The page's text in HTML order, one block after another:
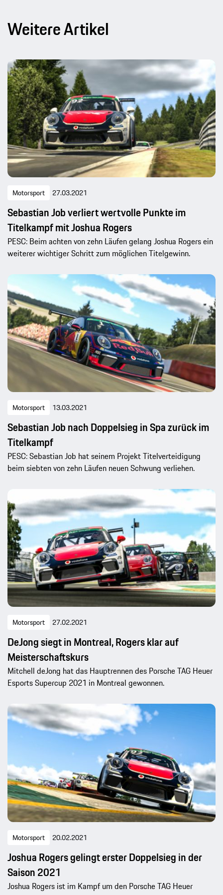
Weitere Artikel
Motorsport 27.03.2021
Sebastian Job verliert wertvolle Punkte im
Titelkampf mit Joshua Rogers
PESC: Beim achten von zehn Läufen gelang Joshua Rogers ein
weiterer wichtiger Schritt zum möglichen Titelgewinn.
Motorsport 13.03.2021
Sebastian Job nach Doppelsieg in Spa zurück im
Titelkampf
PESC: Sebastian Job hat seinem Projekt Titelverteidigung
beim siebten von zehn Läufen neuen Schwung verliehen.
Motorsport 27.02.2021
DeJong siegt in Montreal, Rogers klar auf
Meisterschaftskurs
Mitchell deJong hat das Hauptrennen des Porsche TAG Heuer
Esports Supercup 2021 in Montreal gewonnen.
Motorsport 20.02.2021
Joshua Rogers gelingt erster Doppelsieg in der
Saison 2021
Joshua Rogers ist im Kampf um den Porsche TAG Heuer